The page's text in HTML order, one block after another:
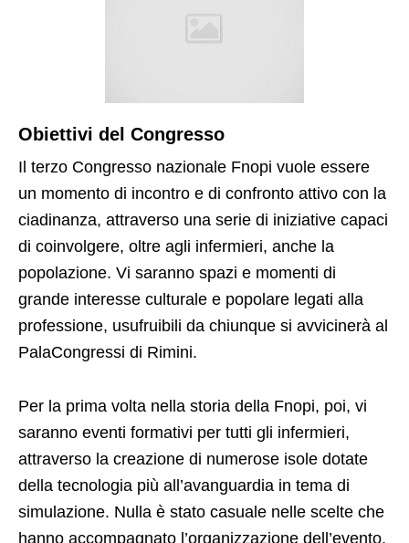
Obiettivi del Congresso
Il terzo Congresso nazionale Fnopi vuole essere
un momento di incontro e di confronto attivo con la
ciadinanza, attraverso una serie di iniziative capaci
di coinvolgere, oltre agli infermieri, anche la
popolazione. Vi saranno spazi e momenti di
grande interesse culturale e popolare legati alla
professione, usufruibili da chiunque si avvicinerà al
PalaCongressi di Rimini.
Per la prima volta nella storia della Fnopi, poi, vi
saranno eventi formativi per tutti gli infermieri,
attraverso la creazione di numerose isole dotate
della tecnologia più all’avanguardia in tema di
simulazione. Nulla è stato casuale nelle scelte che
hanno accompagnato l’organizzazione dell’evento,